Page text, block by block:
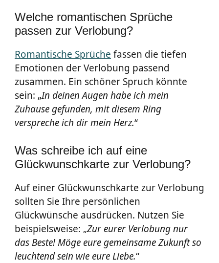
Welche romantischen Sprüche
passen zur Verlobung?
Romantische Sprüche fassen die tiefen
Emotionen der Verlobung passend
zusammen. Ein schöner Spruch könnte
sein: „In deinen Augen habe ich mein
Zuhause gefunden, mit diesem Ring
verspreche ich dir mein Herz.“
Was schreibe ich auf eine
Glückwunschkarte zur Verlobung?
Auf einer Glückwunschkarte zur Verlobung
sollten Sie Ihre persönlichen
Glückwünsche ausdrücken. Nutzen Sie
beispielsweise: „Zur eurer Verlobung nur
das Beste! Möge eure gemeinsame Zukunft so
leuchtend sein wie eure Liebe.“